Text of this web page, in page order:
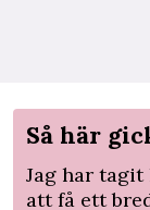
Så här
Jag har
att få ett